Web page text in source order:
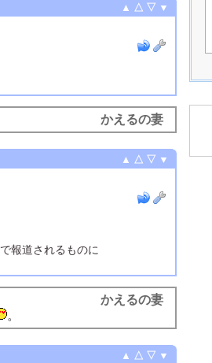
▲ △ ▽ ▼
かえるの妻
▲ △ ▽ ▼
報道されるものに
かえるの妻
。
▲ △ ▽ ▼